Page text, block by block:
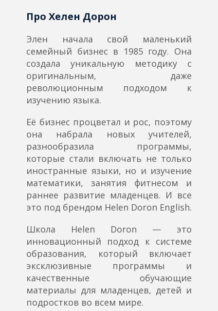
Про Хелен Дорон
Элен начала свой маленький
семейный бизнес в 1985 году. Она
создала уникальную методику с
оригинальным, даже
революционным подходом к
изучению языка.
Её бизнес процветал и рос, поэтому
она набрала новых учителей,
разнообразила программы,
которые стали включать не только
иностранные языки, но и изучение
математики, занятия фитнесом и
раннее развитие младенцев. И все
это под брендом Helen Doron English.
Школа Helen Doron — это
инновационный подход к системе
образования, который включает
эксклюзивные программы и
качественные обучающие
материалы для младенцев, детей и
подростков во всем мире.